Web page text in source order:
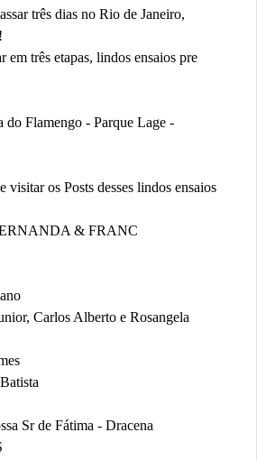
três dias no Rio de Janeiro,
em três etapas, lindos ensaios pre
do Flamengo - Parque Lage -
visitar os Posts desses lindos ensaios
& FRANC
Carlos Alberto e Rosangela
Sr de Fátima - Dracena